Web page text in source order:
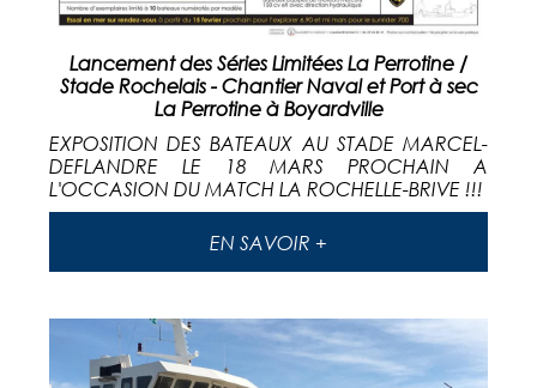
Lancement des Séries Limitées La Perrotine /
Stade Rochelais - Chantier Naval et Port à sec
La Perrotine à Boyardville
EXPOSITION DES BATEAUX AU STADE MARCEL-
DEFLANDRE LE 18 MARS PROCHAIN A
L'OCCASION DU MATCH LA ROCHELLE-BRIVE !!!
EN SAVOIR +